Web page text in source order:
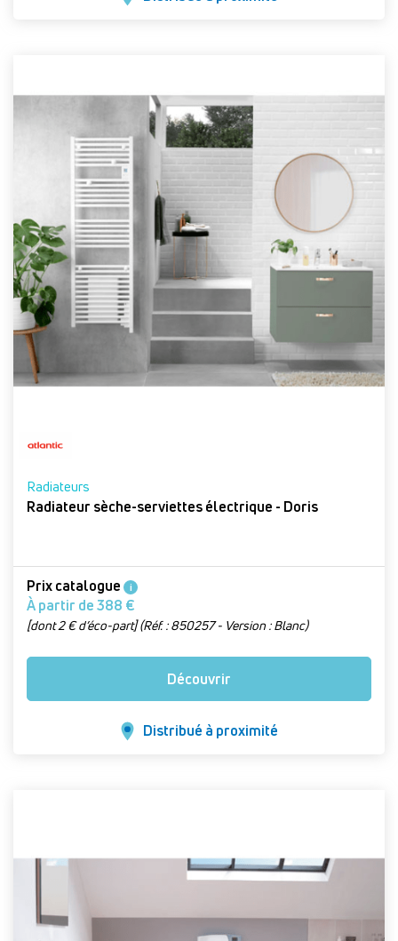
Radiateurs
Radiateur sèche-serviettes électrique - Doris
Prix catalogue i
À partir de 388 €
[dont 2 € d’éco-part] (Réf. : 850257 - Version : Blanc)
Découvrir
Distribué à proximité